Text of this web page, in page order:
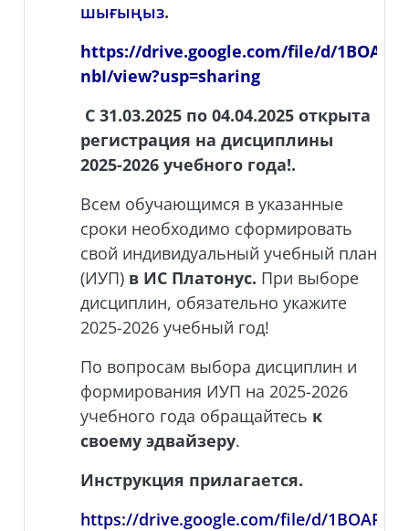
шығыңыз.
https://drive.google.com/file/d/
nbI/view?usp=sharing
С 31.03.2025 по 04.04.2025 открыта
регистрация на дисциплины
2025-2026 учебного года!.
Всем обучающимся в указанные
сроки необходимо сформировать
свой индивидуальный учебный план
(ИУП) в ИС Платонус. При выборе
дисциплин, обязательно укажите
2025-2026 учебный год!
По вопросам выбора дисциплин и
формирования ИУП на 2025-2026
учебного года обращайтесь к
своему эдвайзеру.
Инструкция прилагается.
https://drive.google.com/file/d/